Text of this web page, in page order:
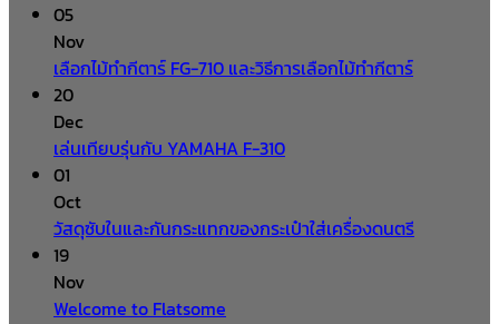
05
Nov
เลือกไม้ทำกีตาร์ FG-710 และวิธีการเลือกไม้ทำกีตาร์
20
Dec
เล่นเทียบรุ่นกับ YAMAHA F-310
01
Oct
วัสดุซับในและกันกระแทกของกระเป๋าใส่เครื่องดนตรี
19
Nov
Welcome to Flatsome